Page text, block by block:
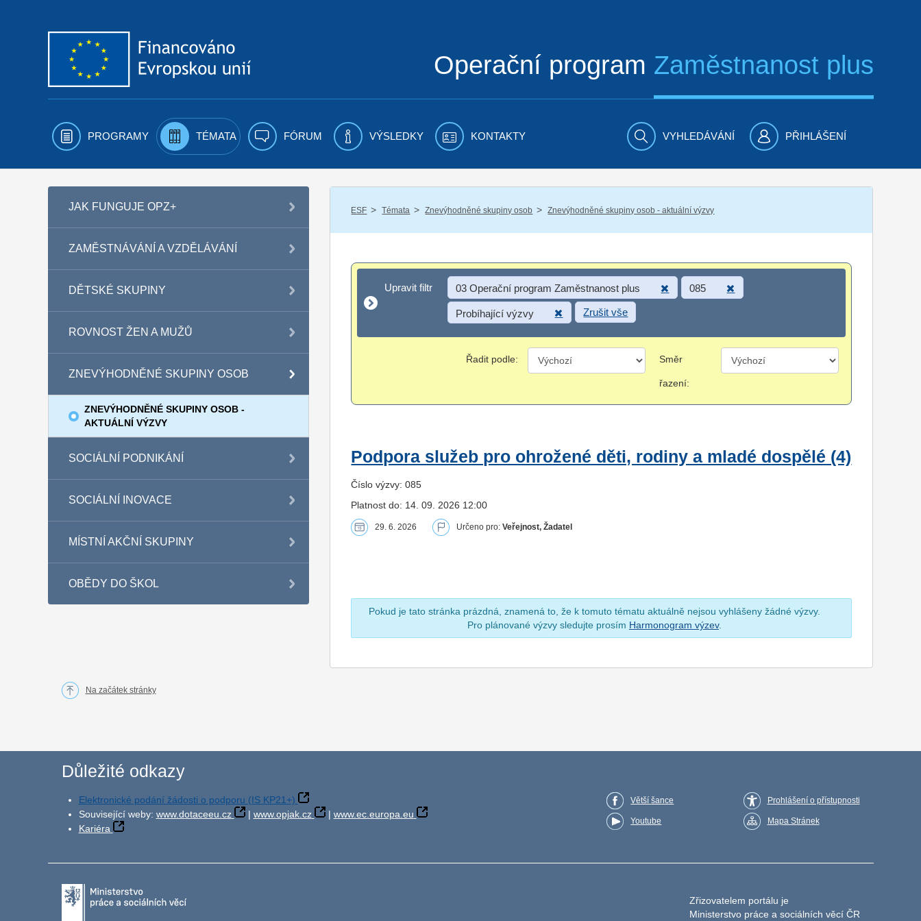
Operační program Zaměstnanost plus
PROGRAMY TÉMATA FÓRUM VÝSLEDKY KONTAKTY VYHLEDÁVÁNÍ PŘIHLÁŠENÍ
JAK FUNGUJE OPZ+
ZAMĚSTNÁVÁNÍ A VZDĚLÁVÁNÍ
DĚTSKÉ SKUPINY
ROVNOST ŽEN A MUŽŮ
ZNEVÝHODNĚNÉ SKUPINY OSOB
ZNEVÝHODNĚNÉ SKUPINY OSOB -
AKTUÁLNÍ VÝZVY
SOCIÁLNÍ PODNIKÁNÍ
SOCIÁLNÍ INOVACE
MÍSTNÍ AKČNÍ SKUPINY
OBĚDY DO ŠKOL
ESF / Témata / Znevýhodněné skupiny osob / Znevýhodněné skupiny osob - aktuální výzvy
Upravit filtr
Upravit filtr 03 Operační program Zaměstnanost plus 085
Probíhající výzvy Zrušit vše
Řadit podle: Směr
řazení:
Podpora služeb pro ohrožené děti, rodiny a mladé dospělé (4)
Číslo výzvy: 085
Platnost do: 14. 09. 2026 12:00
29. 6. 2026 Určeno pro:Veřejnost, Žadatel
Pokud je tato stránka prázdná, znamená to, že k tomuto tématu aktuálně nejsou vyhlášeny žádné výzvy.
Pro plánované výzvy sledujte prosím Harmonogram výzev.
Na začátek stránky
Důležité odkazy
Elektronické podání žádosti o podporu (IS KP21+)
Související weby: www.dotaceeu.cz | www.opjak.cz | www.ec.europa.eu
Kariéra
Větší šance
Youtube
Prohlášení o přístupnosti
Mapa Stránek
Zřizovatelem portálu je
Ministerstvo práce a sociálních věcí ČR